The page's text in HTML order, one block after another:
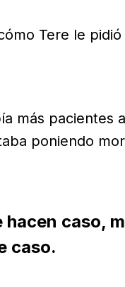
Tere le
más pacientes
poniendo
caso,
caso.